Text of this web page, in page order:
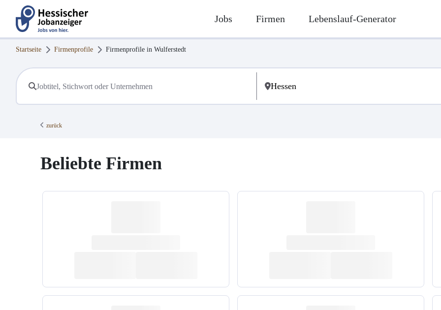
Jobs Firmen Lebenslauf-Generator
Startseite Firmenprofile Firmenprofile in Wulferstedt
zurück
Beliebte Firmen